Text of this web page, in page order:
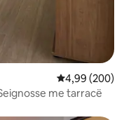
Vlerësimi
4,99 (200)
me tarracë